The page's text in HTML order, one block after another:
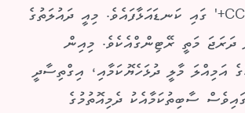
ޓާމް IDR ވަނީ 'CCC+' ގައި ކަނޑައަޅާފައެވެ. މިއީ ދައުލަތުގެ
މަތީ ރޭޓިންގްއެކެވެ. މިއިން
އަމިއްލަ މާލީ ދުޅަހެޔޮކަމާއި، އިގްތިސާދީ
ސާބިތުކަމާއެކު ދެމިއޮތުމުގެ